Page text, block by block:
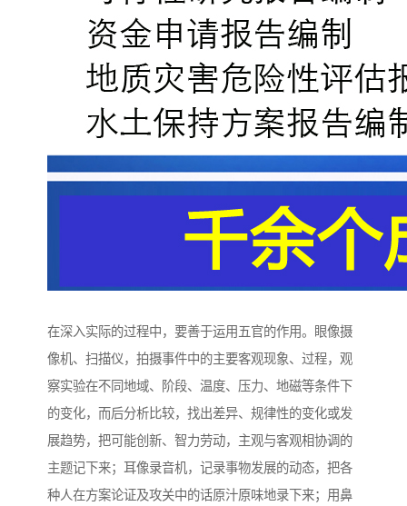
在深入实际的过程中，要善于运用五官的作用。眼像摄
像机、扫描仪，拍摄事件中的主要客观现象、过程，观
察实验在不同地域、阶段、温度、压力、地磁等条件下
的变化，而后分析比较，找出差异、规律性的变化或发
展趋势，把可能创新、智力劳动，主观与客观相协调的
主题记下来；耳像录音机，记录事物发展的动态，把各
种人在方案论证及攻关中的话原汁原味地录下来；用鼻